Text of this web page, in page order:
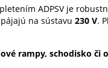
ADPSV je
na sústavu 230 V.
rampy, schodisko či